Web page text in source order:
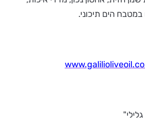
במטבח הים תיכוני.